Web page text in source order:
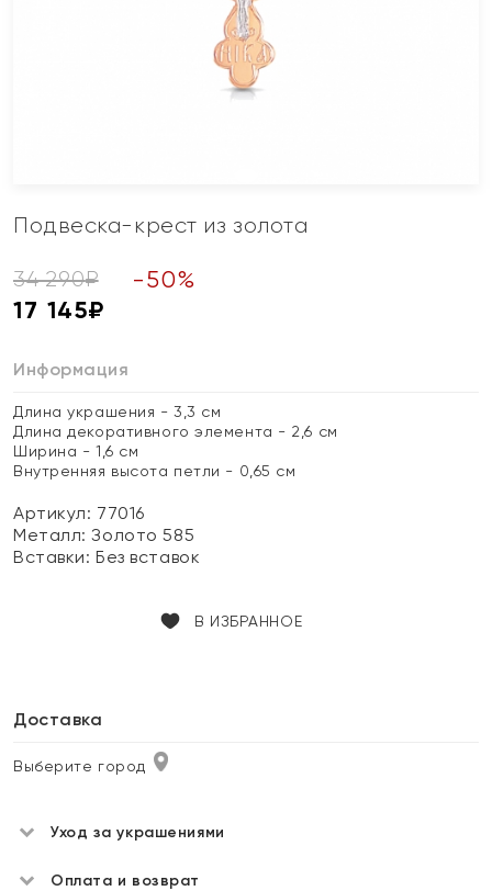
Подвеска-крест из золота
34 290₽ -50%
17 145₽
Информация
Длина украшения - 3,3 см
Длина декоративного элемента - 2,6 см
Ширина - 1,6 см
Внутренняя высота петли - 0,65 см
Артикул: 77016
Металл:Золото 585
Вставки:Без вставок
В ИЗБРАННОЕ
Доставка
Выберите город
Уход за украшениями
Оплата и возврат